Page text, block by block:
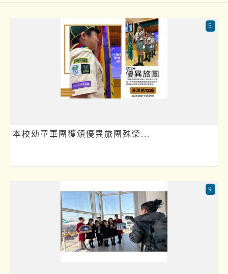
本校幼童軍團獲頒優異旅團殊榮...
5
9